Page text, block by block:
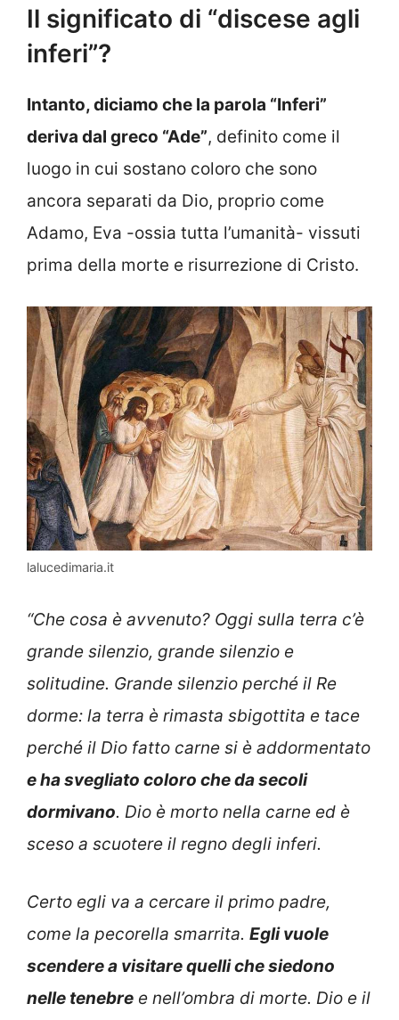
Il significato di “discese agli
inferi”?
Intanto, diciamo che la parola “Inferi”
deriva dal greco “Ade”, definito come il
luogo in cui sostano coloro che sono
ancora separati da Dio, proprio come
Adamo, Eva -ossia tutta l’umanità- vissuti
prima della morte e risurrezione di Cristo.
lalucedimaria.it
“Che cosa è avvenuto? Oggi sulla terra c’è
grande silenzio, grande silenzio e
solitudine. Grande silenzio perché il Re
dorme: la terra è rimasta sbigottita e tace
perché il Dio fatto carne si è addormentato
e ha svegliato coloro che da secoli
dormivano. Dio è morto nella carne ed è
sceso a scuotere il regno degli inferi.
Certo egli va a cercare il primo padre,
come la pecorella smarrita. Egli vuole
scendere a visitare quelli che siedono
nelle tenebre e nell’ombra di morte. Dio e il